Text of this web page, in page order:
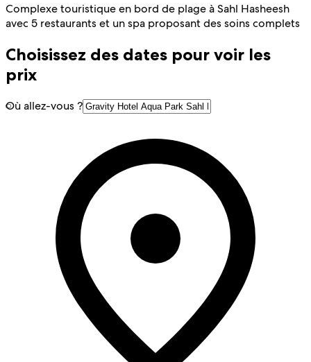
Complexe touristique en bord de plage à Sahl Hasheesh
avec 5 restaurants et un spa proposant des soins complets
Choisissez des dates pour voir les
prix
Où allez-vous ?